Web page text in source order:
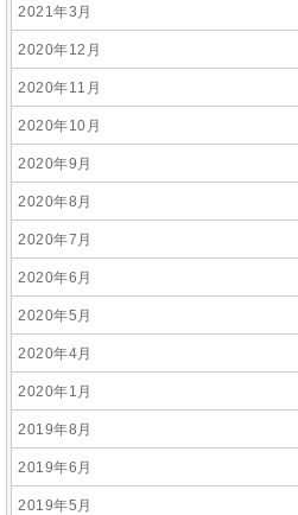
2021年3月
2020年12月
2020年11月
2020年10月
2020年9月
2020年8月
2020年7月
2020年6月
2020年5月
2020年4月
2020年1月
2019年8月
2019年6月
2019年5月